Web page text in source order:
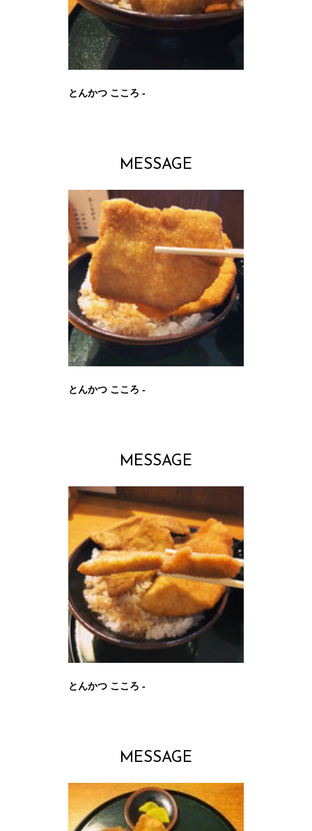
とんかつ こころ -
MESSAGE
とんかつ こころ -
MESSAGE
とんかつ こころ -
MESSAGE